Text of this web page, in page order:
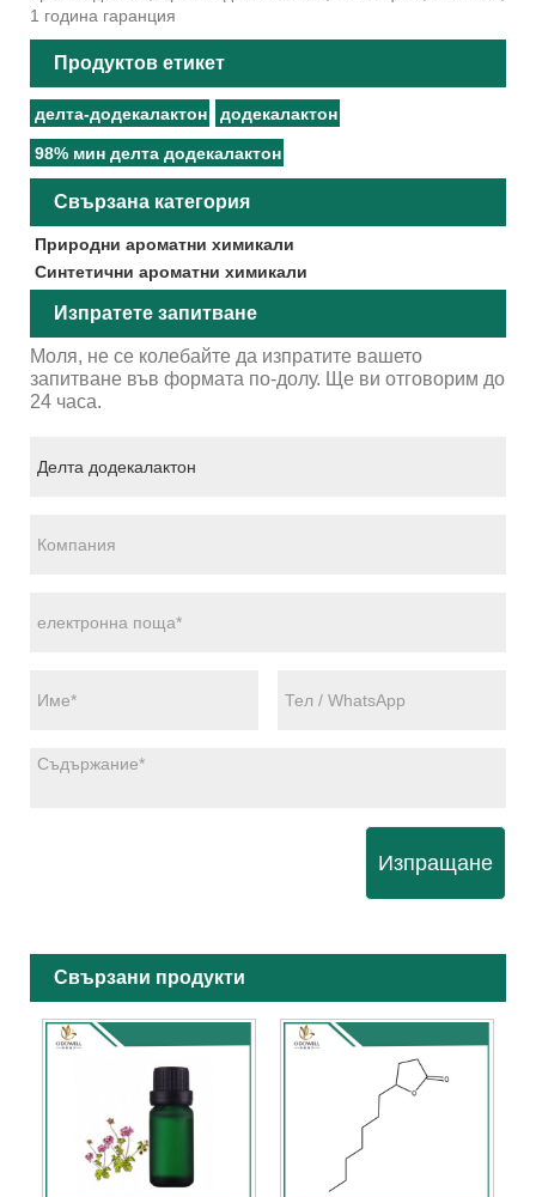
1 година гаранция
Продуктов етикет
делта-додекалактон додекалактон
98% мин делта додекалактон
Свързана категория
Природни ароматни химикали
Синтетични ароматни химикали
Изпратете запитване
Моля, не се колебайте да изпратите вашето
запитване във формата по-долу. Ще ви отговорим до
24 часа.
Изпращане
Свързани продукти